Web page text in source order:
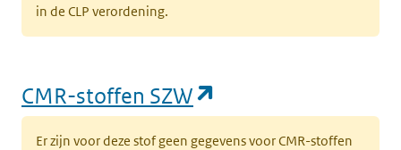
in de CLP verordening.
CMR-stoffen SZW
Er zijn voor deze stof geen gegevens voor CMR-stoffen